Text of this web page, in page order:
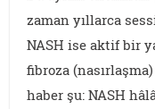
zaman yıllarca
NASH ise aktif bir
fibroza
haber şu: NASH